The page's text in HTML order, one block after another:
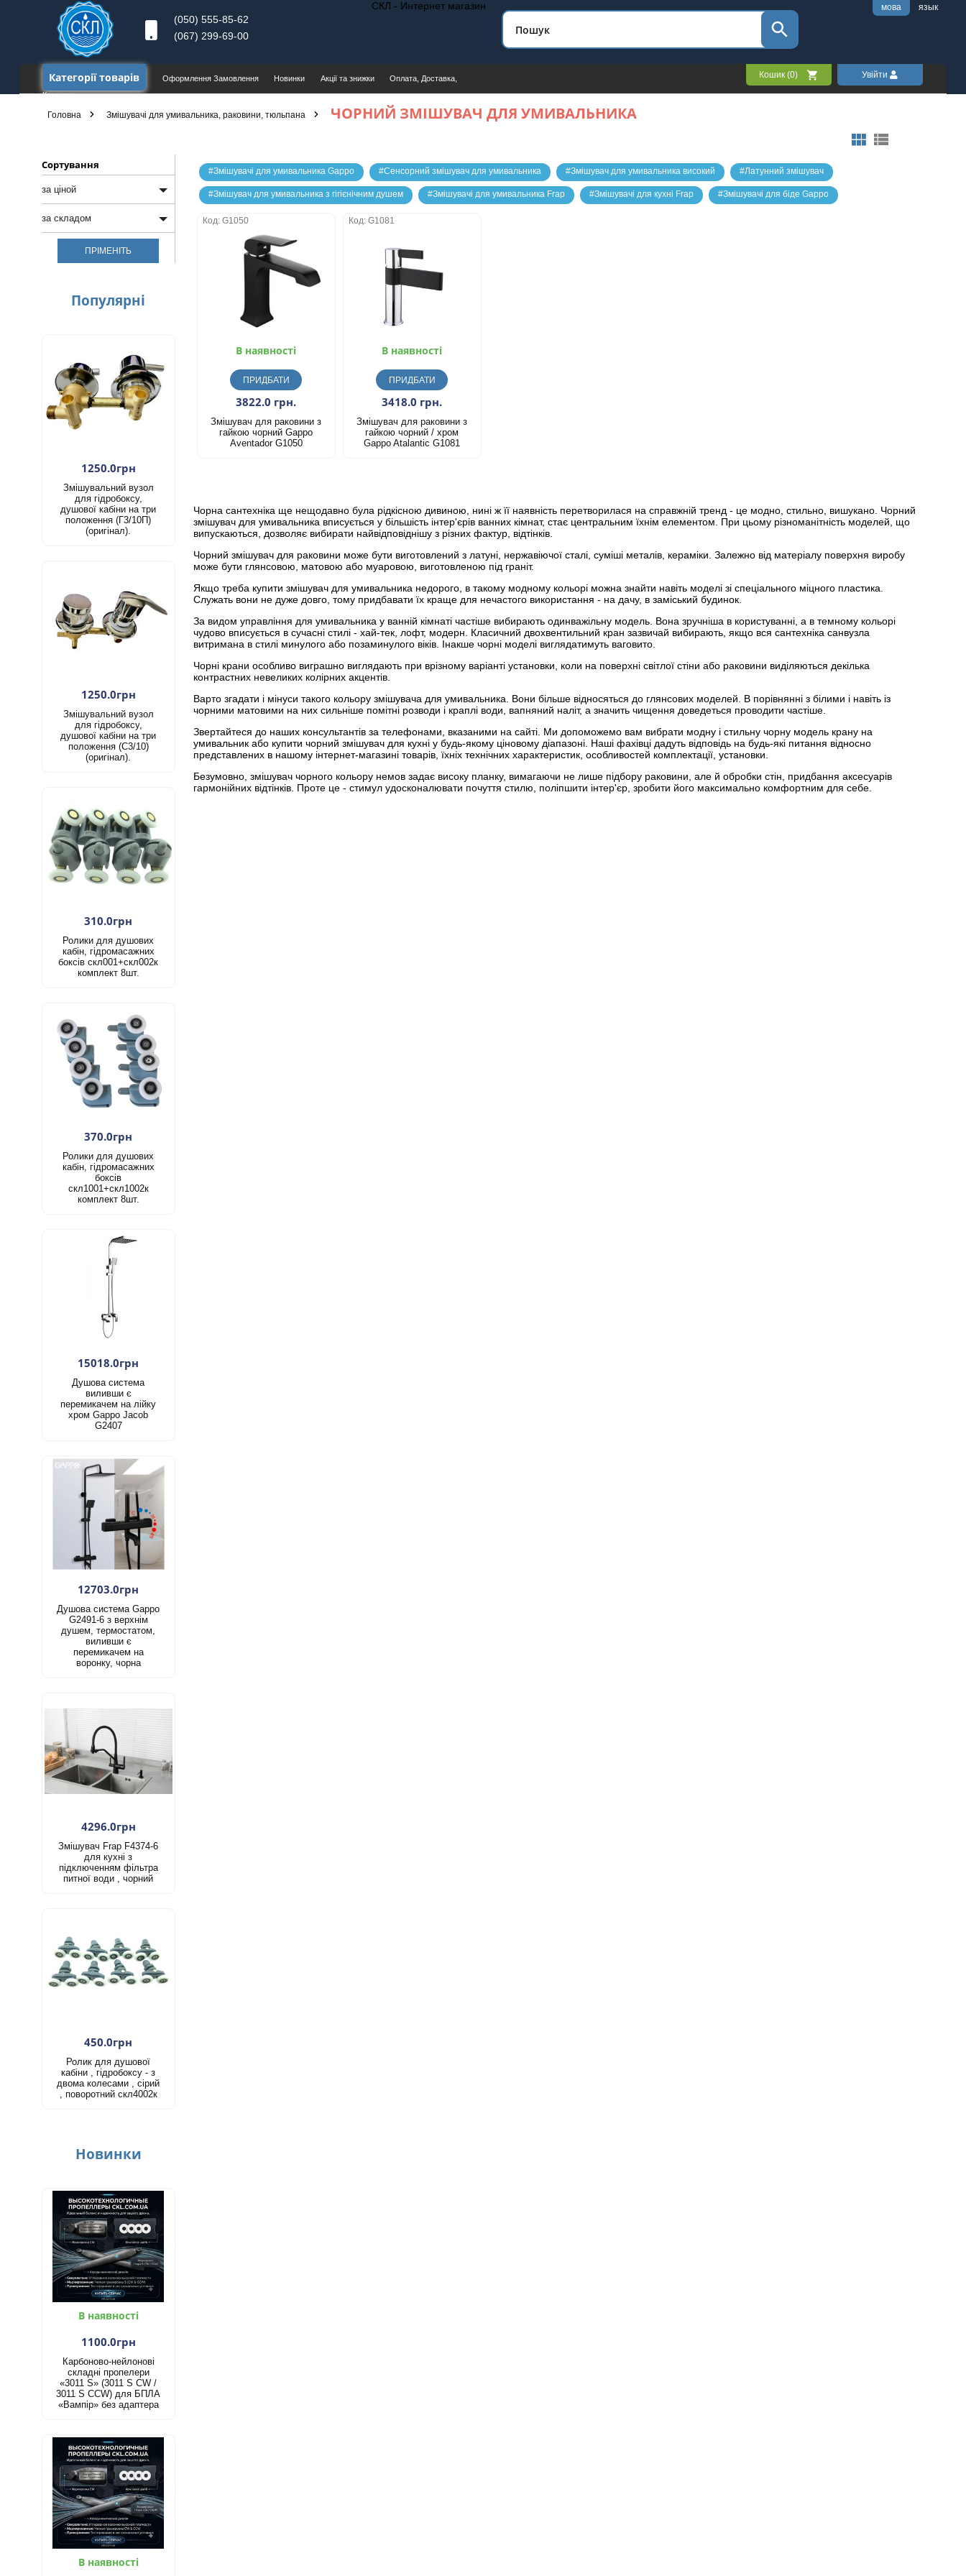
(050) 555-85-62
(067) 299-69-00
СКЛ - Интернет магазин мова язык
Категорії товарів Оформлення Замовлення Новинки Акції та знижки
Оплата, Доставка,
Контакти
Кошик (0) Увійти
Головна Змішувачі для умивальника, раковини, тюльпана ЧОРНИЙ ЗМІШУВАЧ ДЛЯ УМИВАЛЬНИКА
Сортування
за ціной
за ціной
від дешевих к
дорожчим
за складом
ПРІМЕНІТЬ
Популярнi
1250.0грн
Змішувальний вузол
для гідробоксу,
душової кабіни на три
положення (Г3/10П)
(оригінал).
1250.0грн
Змішувальний вузол
для гідробоксу,
душової кабіни на три
положення (С3/10)
(оригінал).
310.0грн
Ролики для душових
кабін, гідромасажних
боксів скл001+скл002к
комплект 8шт.
370.0грн
Ролики для душових
кабін, гідромасажних
боксів
скл1001+скл1002к
комплект 8шт.
15018.0грн
Душова система
виливши є
перемикачем на лійку
хром Gappo Jacob
G2407
12703.0грн
Душова система Gappo
G2491-6 з верхнім
душем, термостатом,
виливши є
перемикачем на
воронку, чорна
4296.0грн
Змішувач Frap F4374-6
для кухні з
підключенням фільтра
питної води , чорний
450.0грн
Ролик для душової
кабіни , гідробоксу - з
двома колесами , сірий
, поворотний скл4002к
Новинки
В наявності
1100.0грн
Карбоново-нейлонові
складні пропелери
«3011 S» (3011 S CW /
3011 S CCW) для БПЛА
«Вампір» без адаптера
В наявності
#Змішувачі для умивальника Gappo #Сенсорний змішувач для умивальника #Змішувач для умивальника високий #Латунний змішувач
#Змішувач для умивальника з гігієнічним душем #Змішувачі для умивальника Frap #Змішувачі для кухні Frap #Змішувачі для біде Gappo
Код: G1050
В наявності
ПРИДБАТИ
3822.0 грн.
Змішувач для раковини з
гайкою чорний Gappo
Aventador G1050
Код: G1081
В наявності
ПРИДБАТИ
3418.0 грн.
Змішувач для раковини з
гайкою чорний / хром
Gappo Atalantic G1081
Чорна сантехніка ще нещодавно була рідкісною дивиною, нині ж її наявність перетворилася на справжній тренд - це модно, стильно, вишукано. Чорний
змішувач для умивальника вписується у більшість інтер'єрів ванних кімнат, стає центральним їхнім елементом. При цьому різноманітність моделей, що
випускаються, дозволяє вибирати найвідповіднішу з різних фактур, відтінків.
Чорний змішувач для раковини може бути виготовлений з латуні, нержавіючої сталі, суміші металів, кераміки. Залежно від матеріалу поверхня виробу
може бути глянсовою, матовою або муаровою, виготовленою під граніт.
Якщо треба купити змішувач для умивальника недорого, в такому модному кольорі можна знайти навіть моделі зі спеціального міцного пластика.
Служать вони не дуже довго, тому придбавати їх краще для нечастого використання - на дачу, в заміський будинок.
За видом управління для умивальника у ванній кімнаті частіше вибирають одинважільну модель. Вона зручніша в користуванні, а в темному кольорі
чудово вписується в сучасні стилі - хай-тек, лофт, модерн. Класичний двохвентильний кран зазвичай вибирають, якщо вся сантехніка санвузла
витримана в стилі минулого або позаминулого віків. Інакше чорні моделі виглядатимуть ваговито.
Чорні крани особливо виграшно виглядають при врізному варіанті установки, коли на поверхні світлої стіни або раковини виділяються декілька
контрастних невеликих колірних акцентів.
Варто згадати і мінуси такого кольору змішувача для умивальника. Вони більше відносяться до глянсових моделей. В порівнянні з білими і навіть із
чорними матовими на них сильніше помітні розводи і краплі води, вапняний наліт, а значить чищення доведеться проводити частіше.
Звертайтеся до наших консультантів за телефонами, вказаними на сайті. Ми допоможемо вам вибрати модну і стильну чорну модель крану на
умивальник або купити чорний змішувач для кухні у будь-якому ціновому діапазоні. Наші фахівці дадуть відповідь на будь-які питання відносно
представлених в нашому інтернет-магазині товарів, їхніх технічних характеристик, особливостей комплектації, установки.
Безумовно, змішувач чорного кольору немов задає високу планку, вимагаючи не лише підбору раковини, але й обробки стін, придбання аксесуарів
гармонійних відтінків. Проте це - стимул удосконалювати почуття стилю, поліпшити інтер'єр, зробити його максимально комфортним для себе.